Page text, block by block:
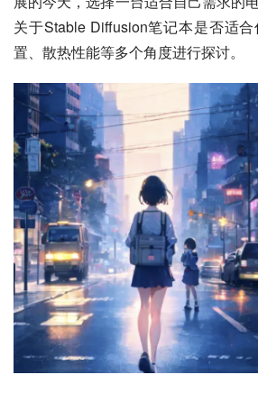
关于Stable Diffusion笔记本是否适
置、散热性能等多个角度进行探讨。